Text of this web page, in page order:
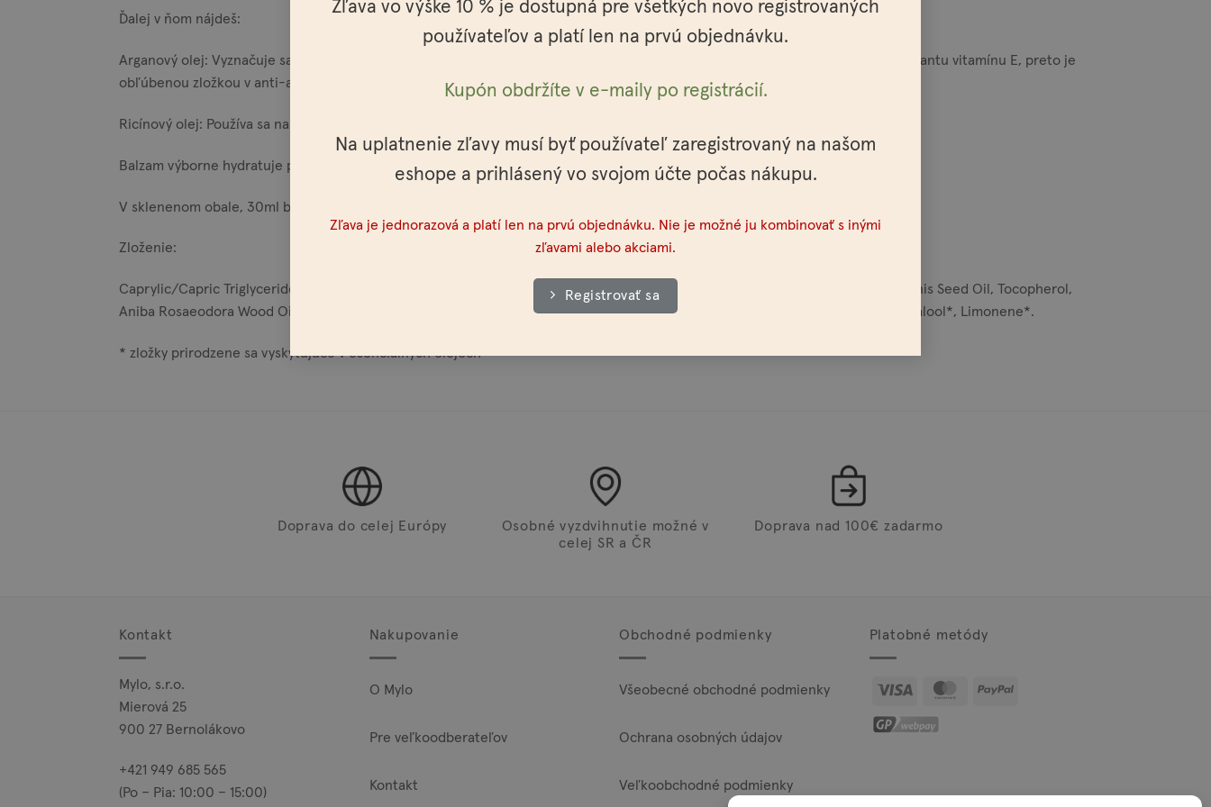
Zľava vo výške 10 % je dostupná pre všetkých novo registrovaných
používateľov a platí len na prvú objednávku.
Kupón obdržíte v e-maily po registrácií.
Na uplatnenie zľavy musí byť používateľ zaregistrovaný na našom
eshope a prihlásený vo svojom účte počas nákupu.
Zľava je jednorazová a platí len na prvú objednávku. Nie je možné ju kombinovať s inými
zľavami alebo akciami.
Registrovať sa
Ďalej v ňom nájdeš:
Arganový olej: Vyznačuje sa výbornými výživovými, regeneračnými a liečivými vlastnosťami. Obsahuje vysoké percento antioxidantu vitamínu E, preto je
obľúbenou zložkou v anti-aging kozmetike. Je obvzlášť vhodný na suché vlasy, suchú a poškodenú pokožku.
Ricínový olej: Používa sa na spevnenie vlasov zvonka, zlepšenie kvality suchých a rozštiepených vlasov a zlepšenie ich rastu.
Balzam výborne hydratuje pokožku.
V sklenenom obale, 30ml balení vhodnom aj na cesty zo sebou.
Zloženie:
Caprylic/Capric Triglyceride, Polyglycerol-3 Beeswax, Helianthus Annuus Seed Oil, Argania Spinosa Kernel Oil, Ricinus Communis Seed Oil, Tocopherol,
Aniba Rosaeodora Wood Oil , Cedrus Atlantica Oil , Piper Nigrum Oil, Pogostemon Cablin Oil, Benzyl Benzoate*, Geraniol*, Linalool*, Limonene*.
* zložky prirodzene sa vyskytujúce v esenciálnych olejoch
Doprava do celej Európy
Osobné vyzdvihnutie možné v
celej SR a ČR
Doprava nad 100€ zadarmo
Kontakt
Mylo, s.r.o.
Mierová 25
900 27 Bernolákovo
+421 949 685 565
(Po – Pia: 10:00 – 15:00)
Nakupovanie
O Mylo
Pre veľkoodberateľov
Kontakt
Obchodné podmienky
Všeobecné obchodné podmienky
Ochrana osobných údajov
Veľkoobchodné podmienky
Platobné metódy
Visa MasterCardPayPal